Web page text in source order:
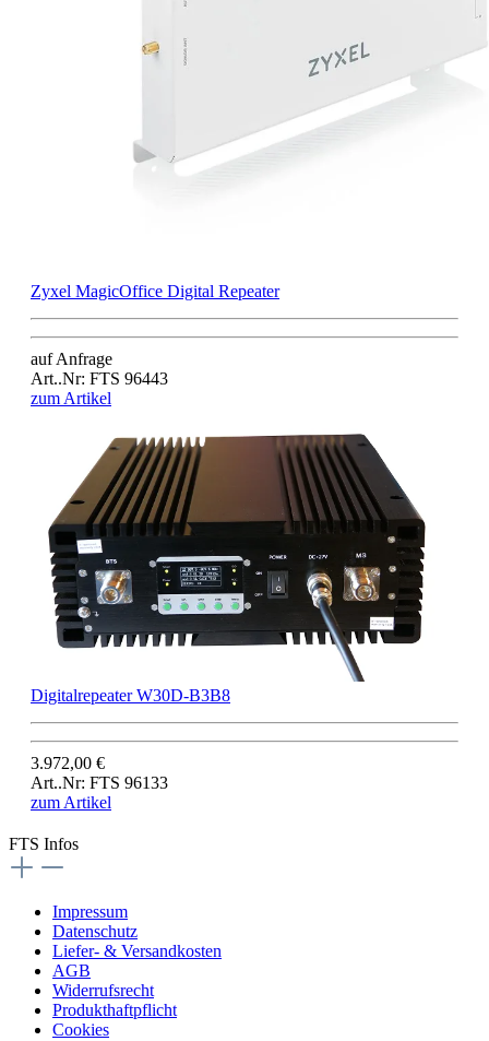
Zyxel MagicOffice Digital Repeater
auf Anfrage
Art..Nr: FTS 96443
zum Artikel
Digitalrepeater W30D-B3B8
3.972,00 €
Art..Nr: FTS 96133
zum Artikel
FTS Infos
Impressum
Datenschutz
Liefer- & Versandkosten
AGB
Widerrufsrecht
Produkthaftpflicht
Cookies